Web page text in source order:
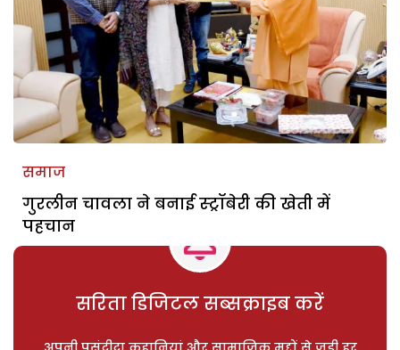
समाज
गुरलीन चावला ने बनाई स्ट्रॉबेरी की खेती में
पहचान
सरिता डिजिटल सब्सक्राइब करें